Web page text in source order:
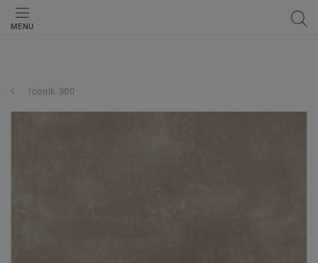
MENU
Iconik 300